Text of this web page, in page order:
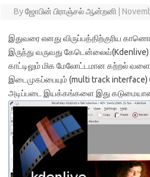
Byஜோபின் பிராஞ்சல் ஆன்றனி
இதுவரை எனது விருப்பத்திற்குரிய
இருந்து வருவது
காட்டிலும் மிக மேலோட்டமான கற்றல்
இடைமுகப்பையும் (multi track
அடிப்படை இயக்கங்களை இது